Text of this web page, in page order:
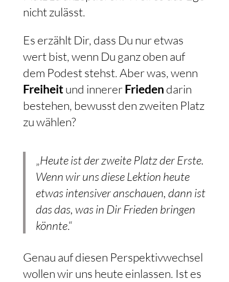
nicht zulässt.
Es erzählt Dir, dass Du nur etwas
wert bist, wenn Du ganz oben auf
Freiheitund innererFrieden darin
bestehen, bewusst den zweiten Platz
zu wählen?
„Heute ist der zweite Platz der Erste.
Wenn wir uns diese Lektion heute
etwas intensiver anschauen, dann ist
das das, was in Dir Frieden bringen
könnte.“
Genau auf diesen Perspektivwechsel
wollen wir uns heute einlassen. Ist es